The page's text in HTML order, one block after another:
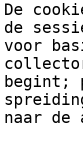
De
de
voor
begint;
naar de